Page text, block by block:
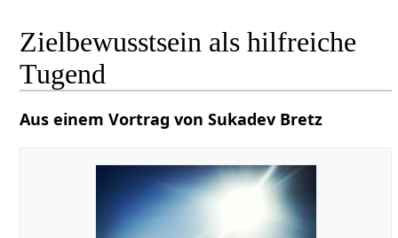
Zielbewusstsein als hilfreiche
Tugend
Aus einem Vortrag von Sukadev Bretz